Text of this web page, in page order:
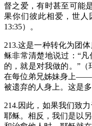
督之爱，有时甚至可能
果你们彼此相爱，世人
13:35）。
213.这是一种转化为团
稣非常清楚地说过：“
的，就是对我做的。”（
在每位弟兄姊妹身上——
被遗弃的人身上。这是
214.因此，如果我们致
耶稣。相反，我们是以